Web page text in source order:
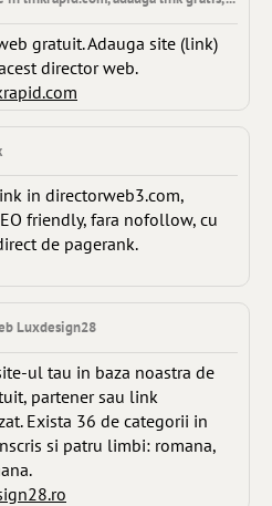
gratuit. Adauga site (link)
director web.
in directorweb3.com,
friendly, fara nofollow, cu
de pagerank.
Luxdesign28
ul tau in baza noastra de
partener sau link
Exista 36 de categorii in
si patru limbi: romana,